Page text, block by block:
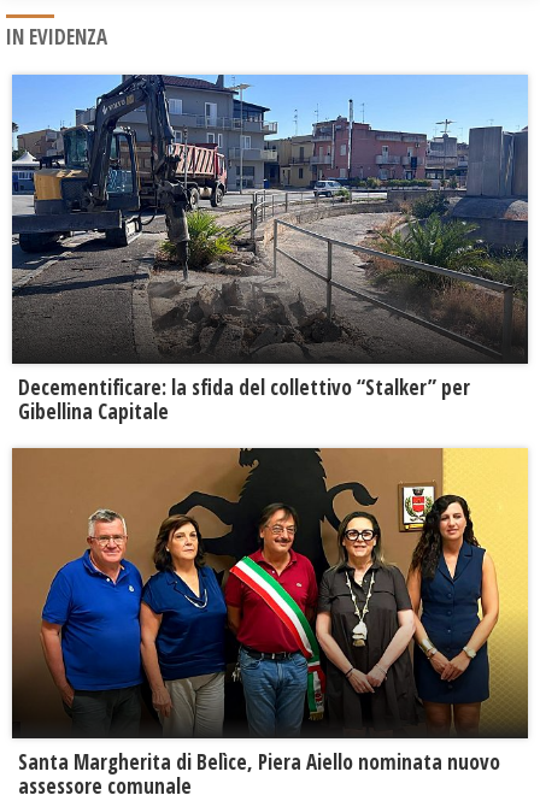
IN EVIDENZA
Decementificare: la sfida del collettivo “Stalker” per
Gibellina Capitale
Santa Margherita di Belìce, Piera Aiello nominata nuovo
assessore comunale